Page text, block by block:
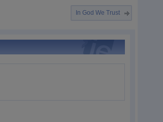
In God We Trust